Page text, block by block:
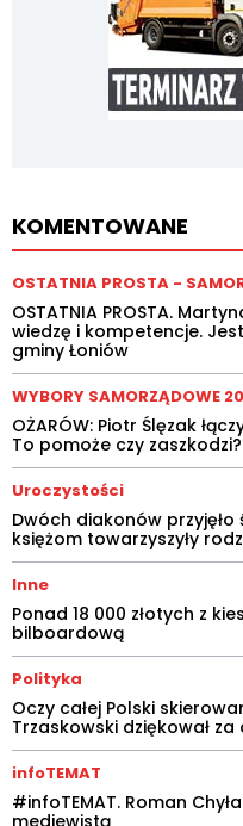
KOMENTOWANE
OSTATNIA PROSTA -
OSTATNIA PROSTA.
wiedzę i kompetencje.
gminy Łoniów
WYBORY SAMORZĄDOWE
OŻARÓW: Piotr Ślęzak
To pomoże czy zaszkodzi?
Uroczystości
Dwóch diakonów przyjęło
księżom towarzyszyły
Inne
Ponad 18 000 złotych z
bilboardową
Polityka
Oczy całej Polski
Trzaskowski dziękował za
infoTEMAT
#infoTEMAT. Roman
mediewistą